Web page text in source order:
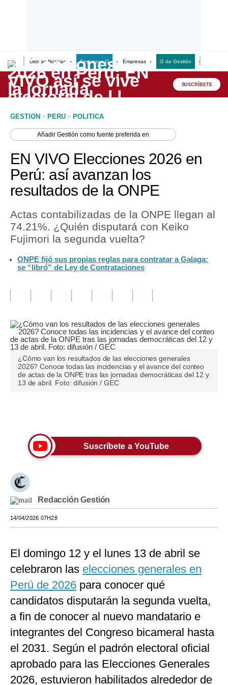
Últimas Noticias Empresas G Empresas G de Gestión
Lo último
Peru Quiosco
Economía
Mercados
Política
Tu Dinero
Finanzas Personales
Inmobiliarias
Opinión
Editorial
Pregunta de hoy
Viajes
Moda
Estilos
México
España
Tecnología
Club del Suscriptor
G de Gestión
SUSCRÍBETE
GESTION > PERU > POLITICA
AñadirGestión como fuente preferida en
EN VIVO Elecciones 2026 en
Perú: así avanzan los
resultados de la ONPE
Actas contabilizadas de la ONPE llegan al
74.21%. ¿Quién disputará con Keiko
Fujimori la segunda vuelta?
ONPE fijó sus propias reglas para contratar a Galaga:
se “libró” de Ley de Contrataciones
¿Cómo van los resultados de las elecciones generales
2026? Conoce todas las incidencias y el avance del conteo
de actas de la ONPE tras las jornadas democráticas del 12 y
13 de abril. Foto: difusión / GEC
Suscríbete a YouTube
Redacción Gestión
14/04/2026 07H28
El domingo 12 y el lunes 13 de abril se
celebraron las elecciones generales en
Perú de 2026 para conocer qué
candidatos disputarán la segunda vuelta,
a fin de conocer al nuevo mandatario e
integrantes del Congreso bicameral hasta
el 2031. Según el padrón electoral oficial
aprobado para las Elecciones Generales
2026, estuvieron habilitados alrededor de